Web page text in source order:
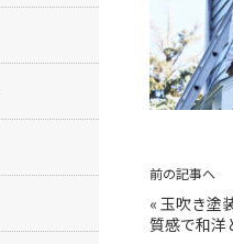
前の記事へ
« 玉吹き塗
質感で和洋